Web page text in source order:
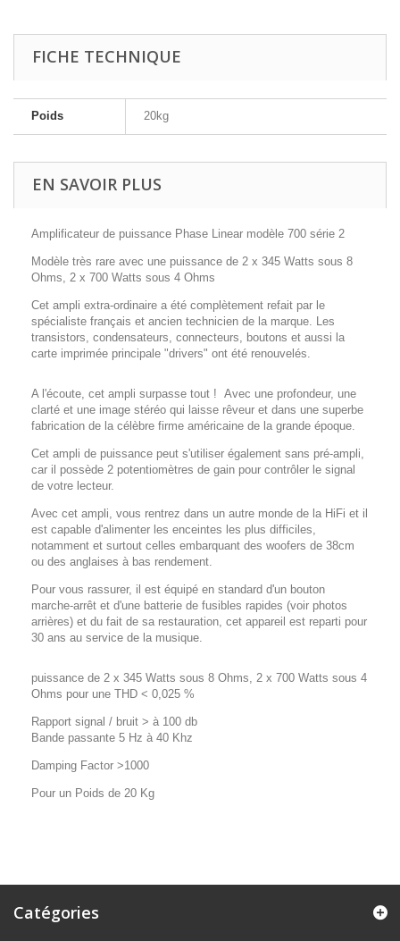
FICHE TECHNIQUE
Poids 20kg
EN SAVOIR PLUS
Amplificateur de puissance Phase Linear modèle 700 série 2
Modèle très rare avec une puissance de 2 x 345 Watts sous 8
Ohms, 2 x 700 Watts sous 4 Ohms
Cet ampli extra-ordinaire a été complètement refait par le
spécialiste français et ancien technicien de la marque. Les
transistors, condensateurs, connecteurs, boutons et aussi la
carte imprimée principale "drivers" ont été renouvelés.
A l'écoute, cet ampli surpasse tout ! Avec une profondeur, une
clarté et une image stéréo qui laisse rêveur et dans une superbe
fabrication de la célèbre firme américaine de la grande époque.
Cet ampli de puissance peut s'utiliser également sans pré-ampli,
car il possède 2 potentiomètres de gain pour contrôler le signal
de votre lecteur.
Avec cet ampli, vous rentrez dans un autre monde de la HiFi et il
est capable d'alimenter les enceintes les plus difficiles,
notamment et surtout celles embarquant des woofers de 38cm
ou des anglaises à bas rendement.
Pour vous rassurer, il est équipé en standard d'un bouton
marche-arrêt et d'une batterie de fusibles rapides (voir photos
arrières) et du fait de sa restauration, cet appareil est reparti pour
30 ans au service de la musique.
puissance de 2 x 345 Watts sous 8 Ohms, 2 x 700 Watts sous 4
Ohms pour une THD < 0,025 %
Rapport signal / bruit > à 100 db
Bande passante 5 Hz à 40 Khz
Damping Factor >1000
Pour un Poids de 20 Kg
Catégories